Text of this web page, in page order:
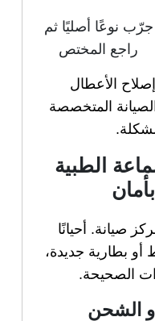
جرّب نوعًا أصليًا ثم
راجع المختص
الأعطال
المتخصصة
الطبية
صيانة. أحيانًا
بطارية جديدة،
الصحيحة.
الشحن